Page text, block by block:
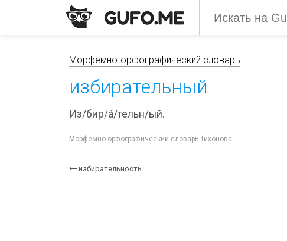
Морфемно-орфографический словарь
избирательный
Из/бир/а́/тельн/ый.
Морфемно-орфографический словарь Тихонова
избирательность